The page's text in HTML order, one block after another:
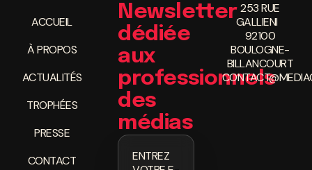
ACCUEIL
À PROPOS
ACTUALITÉS
TROPHÉES
PRESSE
CONTACT
Newsletter
dédiée
aux
professionnels
des
médias
ENTREZ
253 RUE
GALLIENI
92100
BOULOGNE-
BILLANCOURT